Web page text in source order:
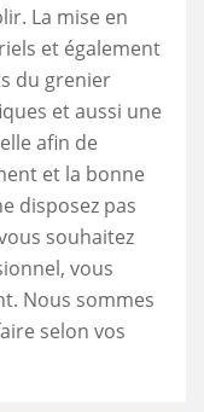
La mise en
et également
du grenier
et aussi une
afin de
et la bonne
disposez pas
souhaitez
vous
Nous sommes
selon vos